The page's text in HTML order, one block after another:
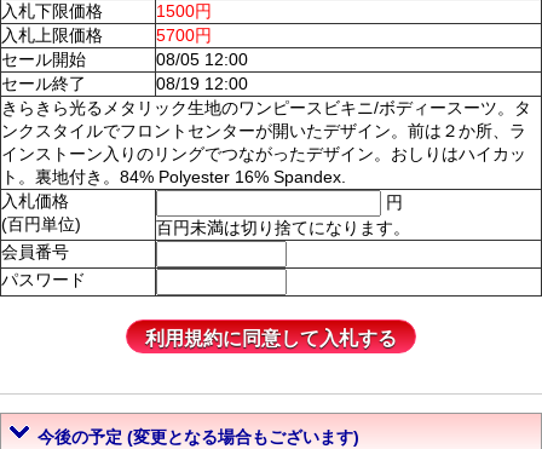
入札下限価格
1500円
入札上限価格
5700円
セール開始
08/05 12:00
セール終了
08/19 12:00
きらきら光るメタリック生地のワンピースビキニ/ボディースーツ。タ
ンクスタイルでフロントセンターが開いたデザイン。前は２か所、ラ
インストーン入りのリングでつながったデザイン。おしりはハイカッ
ト。裏地付き。84% Polyester 16% Spandex.
入札価格
(百円単位)
円
百円未満は切り捨てになります。
会員番号
パスワード
今後の予定 (変更となる場合もございます)